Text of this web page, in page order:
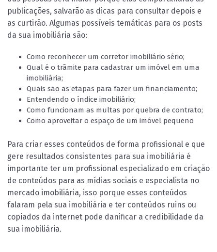
publicações, salvarão as dicas para consultar depois e
as curtirão. Algumas possíveis temáticas para os posts
da sua imobiliária são:
Como reconhecer um corretor imobiliário sério;
Qual é o trâmite para cadastrar um imóvel em uma
imobiliária;
Quais são as etapas para fazer um financiamento;
Entendendo o índice imobiliário;
Como funcionam as multas por quebra de contrato;
Como aproveitar o espaço de um imóvel pequeno
Para criar esses conteúdos de forma profissional e que
gere resultados consistentes para sua imobiliária é
importante ter um profissional especializado em criação
de conteúdos para as mídias sociais e especialista no
mercado imobiliária, isso porque esses conteúdos
falaram pela sua imobiliária e ter conteúdos ruins ou
copiados da internet pode danificar a credibilidade da
sua imobiliária.